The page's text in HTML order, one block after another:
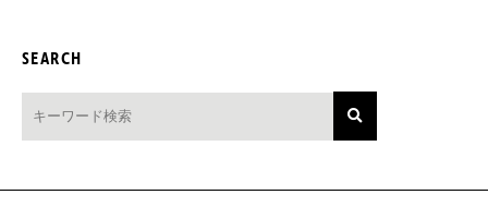
SEARCH